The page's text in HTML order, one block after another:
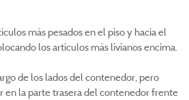
más pesados en el piso y hacia el
los artículos más livianos encima.
de los lados del contenedor, pero
en la parte trasera del contenedor frente